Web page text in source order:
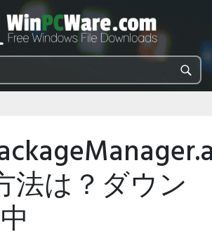
法は？ダウン